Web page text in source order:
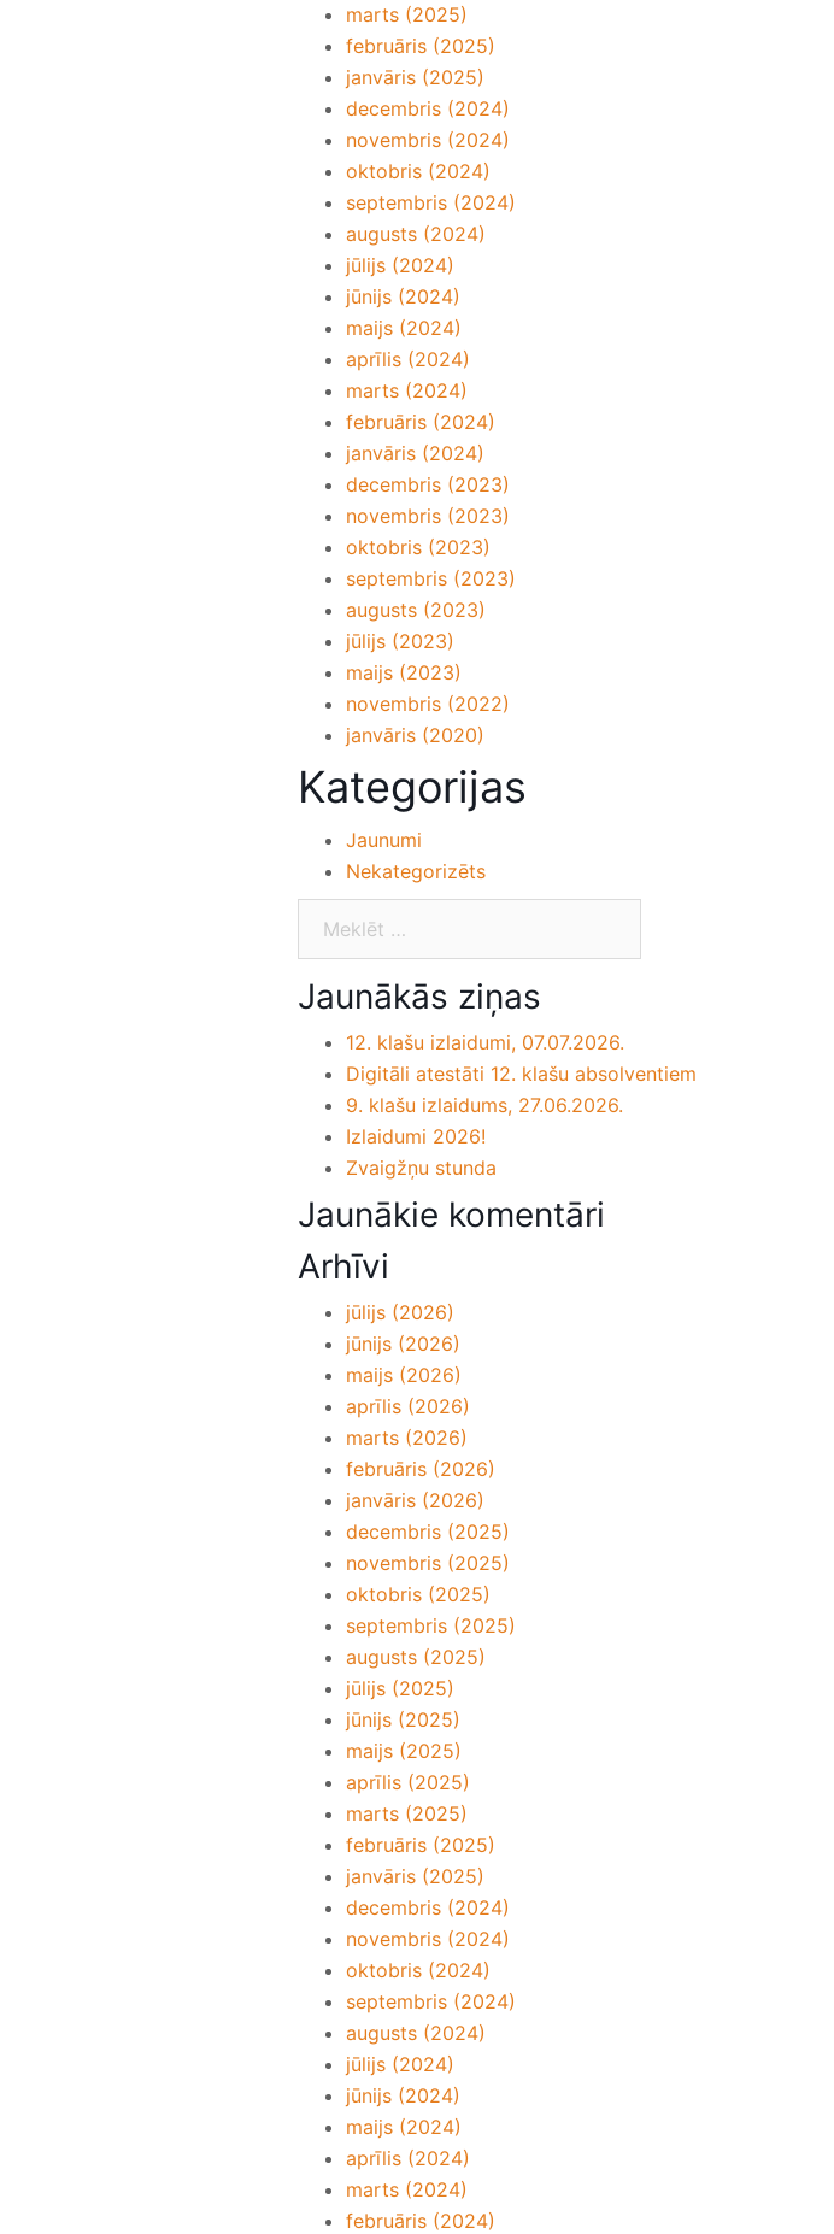
marts (2025)
februāris (2025)
janvāris (2025)
decembris (2024)
novembris (2024)
oktobris (2024)
septembris (2024)
augusts (2024)
jūlijs (2024)
jūnijs (2024)
maijs (2024)
aprīlis (2024)
marts (2024)
februāris (2024)
janvāris (2024)
decembris (2023)
novembris (2023)
oktobris (2023)
septembris (2023)
augusts (2023)
jūlijs (2023)
maijs (2023)
novembris (2022)
janvāris (2020)
Kategorijas
Jaunumi
Nekategorizēts
Jaunākās ziņas
12. klašu izlaidumi, 07.07.2026.
Digitāli atestāti 12. klašu absolventiem
9. klašu izlaidums, 27.06.2026.
Izlaidumi 2026!
Zvaigžņu stunda
Jaunākie komentāri
Arhīvi
jūlijs (2026)
jūnijs (2026)
maijs (2026)
aprīlis (2026)
marts (2026)
februāris (2026)
janvāris (2026)
decembris (2025)
novembris (2025)
oktobris (2025)
septembris (2025)
augusts (2025)
jūlijs (2025)
jūnijs (2025)
maijs (2025)
aprīlis (2025)
marts (2025)
februāris (2025)
janvāris (2025)
decembris (2024)
novembris (2024)
oktobris (2024)
septembris (2024)
augusts (2024)
jūlijs (2024)
jūnijs (2024)
maijs (2024)
aprīlis (2024)
marts (2024)
februāris (2024)